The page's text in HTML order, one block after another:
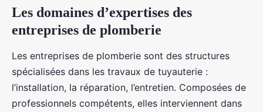
Les domaines d’expertises des
entreprises de plomberie
Les entreprises de plomberie sont des structures
spécialisées dans les travaux de tuyauterie :
l’installation, la réparation, l’entretien. Composées de
professionnels compétents, elles interviennent dans